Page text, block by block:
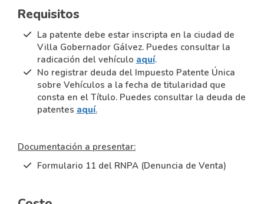
Requisitos
La patente debe estar inscripta en la ciudad de
Villa Gobernador Gálvez. Puedes consultar la
radicación del vehículo aquí.
No registrar deuda del Impuesto Patente Única
sobre Vehículos a la fecha de titularidad que
consta en el Título. Puedes consultar la deuda de
patentes aquí.
Documentación a presentar:
Formulario 11 del RNPA (Denuncia de Venta)